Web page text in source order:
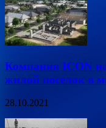
Компания ICON
жилой поселок в
28.10.2021